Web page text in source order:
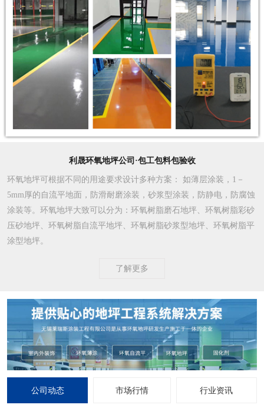
利晟环氧地坪公司·包工包料包验收
环氧地坪可根据不同的用途要求设计多种方案 ： 如薄层涂装，1－
5mm厚的自流平地面，防滑耐磨涂装，砂浆型涂装，防静电，防腐蚀
涂装等。环氧地坪大致可以分为：环氧树脂磨石地坪、环氧树脂彩砂
压砂地坪、环氧树脂自流平地坪、环氧树脂砂浆型地坪、环氧树脂平
涂型地坪。
了解更多
公司动态 市场行情 行业资讯